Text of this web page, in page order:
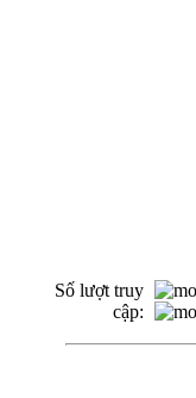
Số lượt truy
cập: